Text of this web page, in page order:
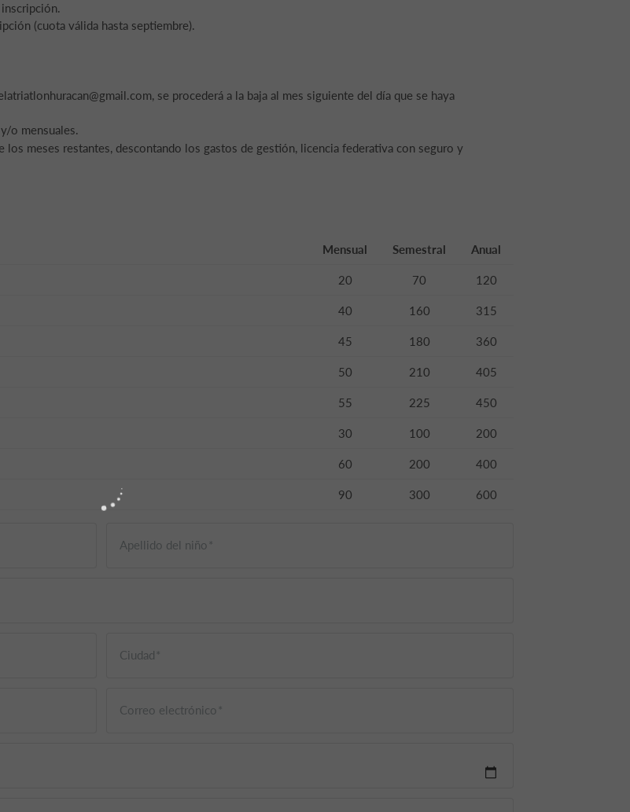
(cuota válida hasta septiembre).
se procederá a la baja al mes siguiente del día que se haya
o mensuales.
los meses restantes, descontando los gastos de gestión, licencia federativa con seguro y
Mensual Semestral Anual
20 70 120
40 160 315
45 180 360
50 210 405
55 225 450
30 100 200
60 200 400
90 300 600
Apellido del niño
Ciudad
Correo electrónico